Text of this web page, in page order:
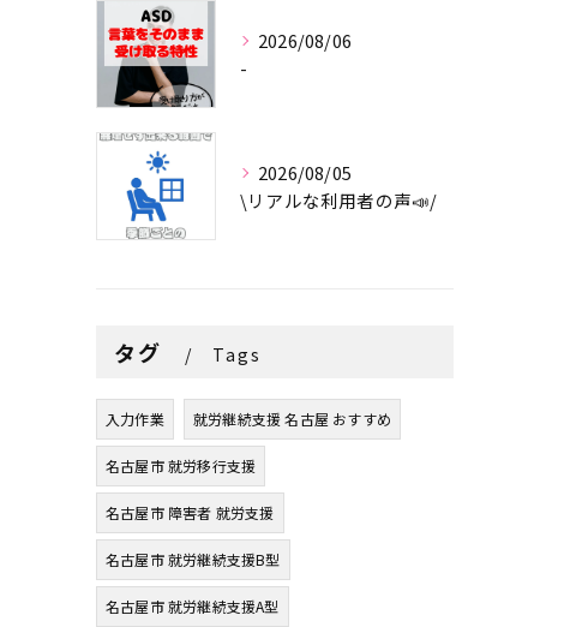
2026/08/06
-
2026/08/05
\リアルな利用者の声📣/
タグ Tags
入力作業 就労継続支援 名古屋 おすすめ
名古屋市 就労移行支援
名古屋市 障害者 就労支援
名古屋市 就労継続支援B型
名古屋市 就労継続支援A型